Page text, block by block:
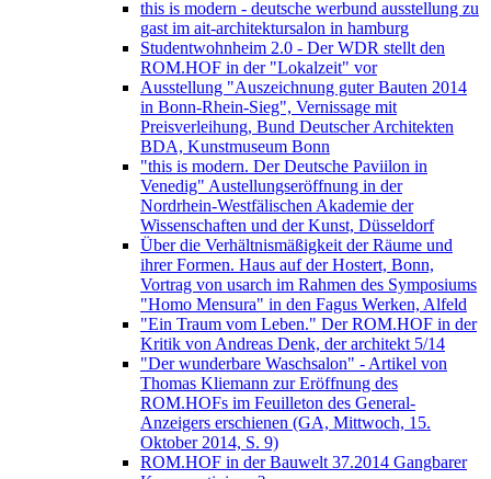
this is modern - deutsche werbund ausstellung zu
gast im ait-architektursalon in hamburg
Studentwohnheim 2.0 - Der WDR stellt den
ROM.HOF in der "Lokalzeit" vor
Ausstellung "Auszeichnung guter Bauten 2014
in Bonn-Rhein-Sieg", Vernissage mit
Preisverleihung, Bund Deutscher Architekten
BDA, Kunstmuseum Bonn
"this is modern. Der Deutsche Paviilon in
Venedig" Austellungseröffnung in der
Nordrhein-Westfälischen Akademie der
Wissenschaften und der Kunst, Düsseldorf
Über die Verhältnismäßigkeit der Räume und
ihrer Formen. Haus auf der Hostert, Bonn,
Vortrag von usarch im Rahmen des Symposiums
"Homo Mensura" in den Fagus Werken, Alfeld
"Ein Traum vom Leben." Der ROM.HOF in der
Kritik von Andreas Denk, der architekt 5/14
"Der wunderbare Waschsalon" - Artikel von
Thomas Kliemann zur Eröffnung des
ROM.HOFs im Feuilleton des General-
Anzeigers erschienen (GA, Mittwoch, 15.
Oktober 2014, S. 9)
ROM.HOF in der Bauwelt 37.2014 Gangbarer